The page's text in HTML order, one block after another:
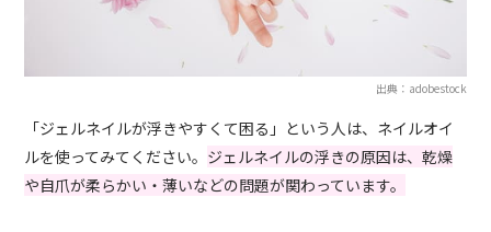
出典：adobestock
「ジェルネイルが浮きやすくて困る」という人は、ネイルオイ
ルを使ってみてください。 ジェルネイルの浮きの原因は、乾燥
や自爪が柔らかい・薄いなどの問題が関わっています。